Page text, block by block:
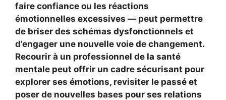
faire confiance ou les réactions
émotionnelles excessives — peut permettre
de briser des schémas dysfonctionnels et
d’engager une nouvelle voie de changement.
Recourir à un professionnel de la santé
mentale peut offrir un cadre sécurisant pour
explorer ses émotions, revisiter le passé et
poser de nouvelles bases pour ses relations